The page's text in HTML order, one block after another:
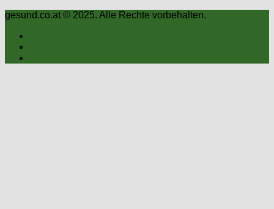
gesund.co.at © 2025. Alle Rechte vorbehalten.